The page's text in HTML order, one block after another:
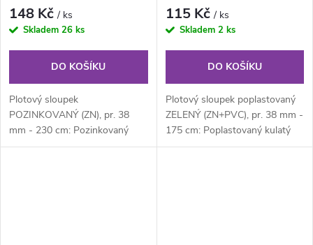
148 Kč/ ks
Skladem 26 ks
DO KOŠÍKU
Plotový sloupek
POZINKOVANÝ (ZN), pr. 38
mm - 230 cm: Pozinkovaný
kulatý plotový sloupek průměru
115 Kč/ ks
Skladem 2 ks
DO KOŠÍKU
Plotový sloupek poplastovaný
ZELENÝ (ZN+PVC), pr. 38 mm -
175 cm: Poplastovaný kulatý
plotový sloupek průměru 38